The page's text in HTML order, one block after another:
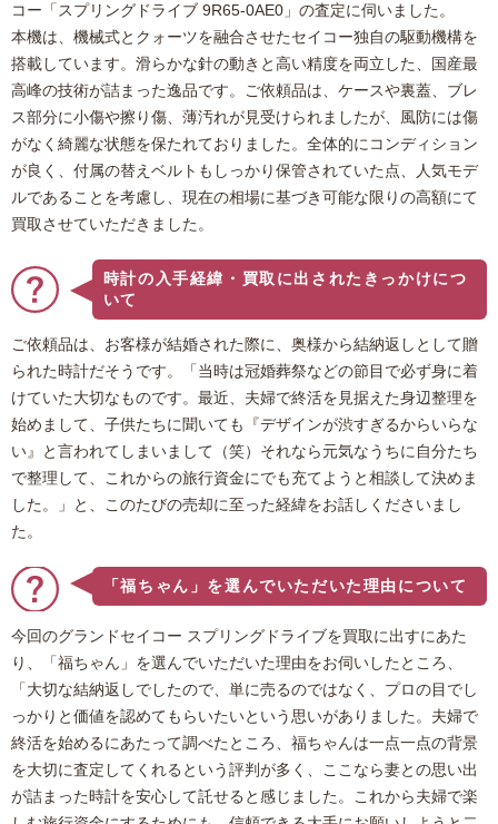
コー「スプリングドライブ 9R65-0AE0」の査定に伺いました。
本機は、機械式とクォーツを融合させたセイコー独自の駆動機構を
搭載しています。滑らかな針の動きと高い精度を両立した、国産最
高峰の技術が詰まった逸品です。ご依頼品は、ケースや裏蓋、ブレ
ス部分に小傷や擦り傷、薄汚れが見受けられましたが、風防には傷
がなく綺麗な状態を保たれておりました。全体的にコンディション
が良く、付属の替えベルトもしっかり保管されていた点、人気モデ
ルであることを考慮し、現在の相場に基づき可能な限りの高額にて
買取させていただきました。
時計の入手経緯・買取に出されたきっかけにつ
いて
ご依頼品は、お客様が結婚された際に、奥様から結納返しとして贈
られた時計だそうです。「当時は冠婚葬祭などの節目で必ず身に着
けていた大切なものです。最近、夫婦で終活を見据えた身辺整理を
始めまして、子供たちに聞いても『デザインが渋すぎるからいらな
い』と言われてしまいまして（笑）それなら元気なうちに自分たち
で整理して、これからの旅行資金にでも充てようと相談して決めま
した。」と、このたびの売却に至った経緯をお話しくださいまし
た。
「福ちゃん」を選んでいただいた理由について
今回のグランドセイコー スプリングドライブを買取に出すにあた
り、「福ちゃん」を選んでいただいた理由をお伺いしたところ、
「大切な結納返しでしたので、単に売るのではなく、プロの目でし
っかりと価値を認めてもらいたいという思いがありました。夫婦で
終活を始めるにあたって調べたところ、福ちゃんは一点一点の背景
を大切に査定してくれるという評判が多く、ここなら妻との思い出
が詰まった時計を安心して託せると感じました。これから夫婦で楽